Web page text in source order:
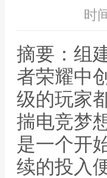
时
摘要：组
者荣耀中
级的玩家
揣电竞梦
是一个开
续的投入